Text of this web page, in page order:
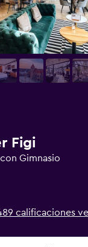
Figi
Gimnasio
calificaciones